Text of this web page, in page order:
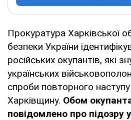
Прокуратура Харківської
безпеки України
російських окупантів, які
українських
спроби повторного наступу
Харківщину. Обом
повідомлено про підозру